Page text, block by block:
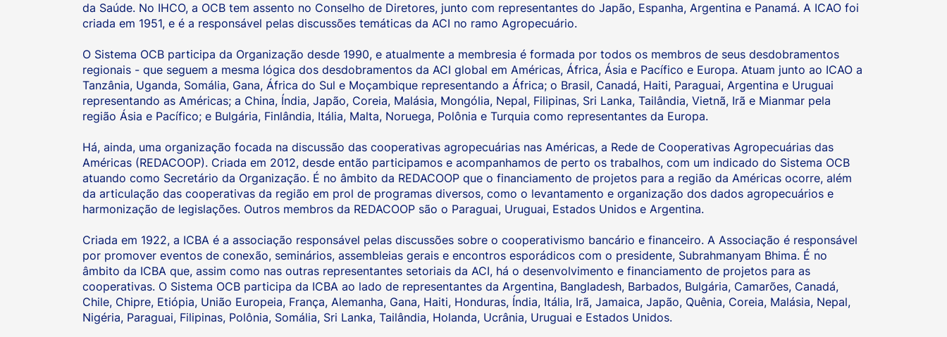
da Saúde. No IHCO, a OCB tem assento no Conselho de Diretores, junto com representantes do Japão, Espanha, Argentina e Panamá. A ICAO foi
criada em 1951, e é a responsável pelas discussões temáticas da ACI no ramo Agropecuário.
O Sistema OCB participa da Organização desde 1990, e atualmente a membresia é formada por todos os membros de seus desdobramentos
regionais - que seguem a mesma lógica dos desdobramentos da ACI global em Américas, África, Ásia e Pacífico e Europa. Atuam junto ao ICAO a
Tanzânia, Uganda, Somália, Gana, África do Sul e Moçambique representando a África; o Brasil, Canadá, Haiti, Paraguai, Argentina e Uruguai
representando as Américas; a China, Índia, Japão, Coreia, Malásia, Mongólia, Nepal, Filipinas, Sri Lanka, Tailândia, Vietnã, Irã e Mianmar pela
região Ásia e Pacífico; e Bulgária, Finlândia, Itália, Malta, Noruega, Polônia e Turquia como representantes da Europa.
Há, ainda, uma organização focada na discussão das cooperativas agropecuárias nas Américas, a Rede de Cooperativas Agropecuárias das
Américas (REDACOOP). Criada em 2012, desde então participamos e acompanhamos de perto os trabalhos, com um indicado do Sistema OCB
atuando como Secretário da Organização. É no âmbito da REDACOOP que o financiamento de projetos para a região da Américas ocorre, além
da articulação das cooperativas da região em prol de programas diversos, como o levantamento e organização dos dados agropecuários e
harmonização de legislações. Outros membros da REDACOOP são o Paraguai, Uruguai, Estados Unidos e Argentina.
Criada em 1922, a ICBA é a associação responsável pelas discussões sobre o cooperativismo bancário e financeiro. A Associação é responsável
por promover eventos de conexão, seminários, assembleias gerais e encontros esporádicos com o presidente, Subrahmanyam Bhima. É no
âmbito da ICBA que, assim como nas outras representantes setoriais da ACI, há o desenvolvimento e financiamento de projetos para as
cooperativas. O Sistema OCB participa da ICBA ao lado de representantes da Argentina, Bangladesh, Barbados, Bulgária, Camarões, Canadá,
Chile, Chipre, Etiópia, União Europeia, França, Alemanha, Gana, Haiti, Honduras, Índia, Itália, Irã, Jamaica, Japão, Quênia, Coreia, Malásia, Nepal,
Nigéria, Paraguai, Filipinas, Polônia, Somália, Sri Lanka, Tailândia, Holanda, Ucrânia, Uruguai e Estados Unidos.